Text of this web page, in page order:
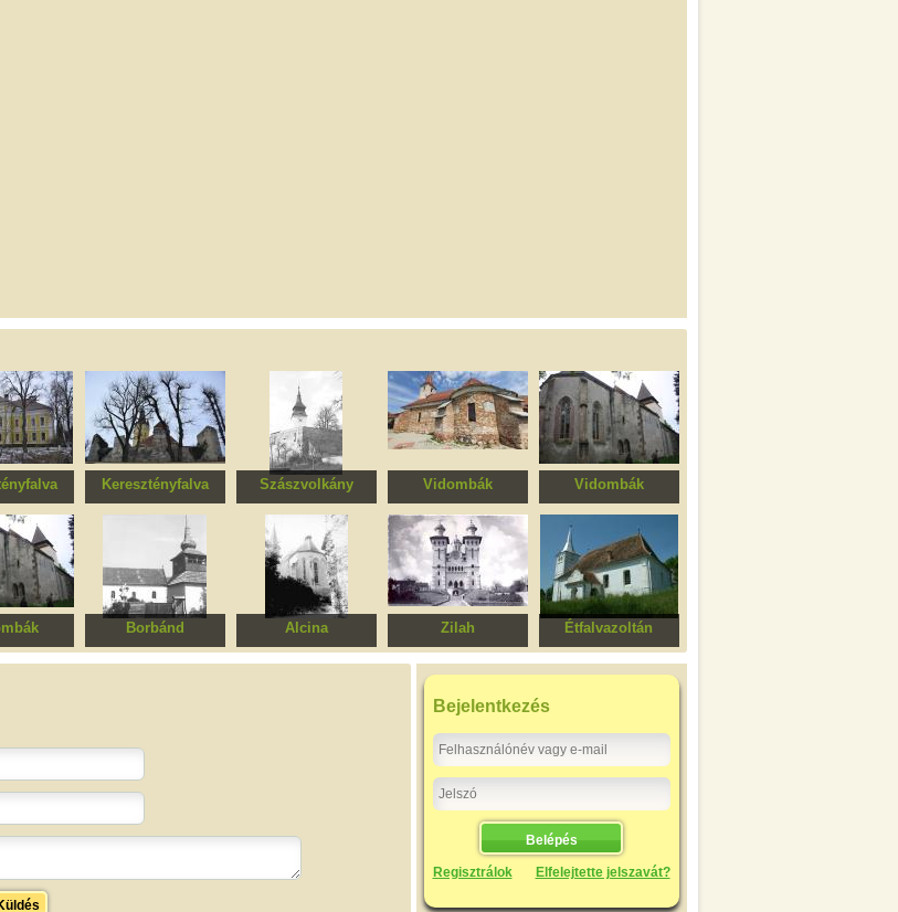
ma
iskola
Keresztényfalva
Erődített evangélikus
templomegyüttes
Szászvolkány
Erődített evangélikus
templomegyüttes
Vidombák
Szentháromság
ortodox templom
Vidombák
Erődített evangélikus
templomegyüttes
Borbánd
Római katolikus
Alcina
Erődített evangélikus
Zilah
Szűzanya
elszenderedése
ortodox templom
Étfalvazoltán
Református templom
Bejelentkezés
Regisztrálok Elfelejtette jelszavát?